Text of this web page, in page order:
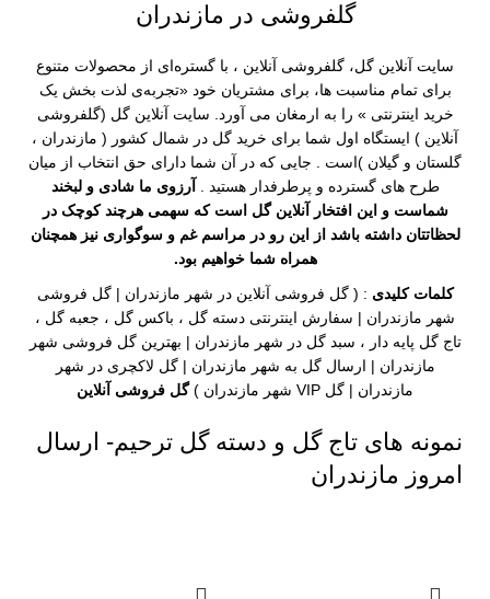
گلفروشی در مازندران
سایت آنلاین گل، گلفروشی آنلاین ، با گستره‌ای از محصولات متنوع
برای تمام مناسبت ها، برای مشتریان خود «تجربه‌ی لذت‌ بخش یک
خرید اینترنتی » را به ارمغان می آورد. سایت آنلاین گل (گلفروشی
آنلاین ) ایستگاه اول شما برای خرید گل در شمال کشور ( مازندران ،
گلستان و گیلان )است . جایی که در آن شما دارای حق انتخاب از میان
طرح های گسترده و پرطرفدار هستید .
آرزوی ما شادی و لبخند
شماست و این افتخار
آنلاین گل است که سهمی هرچند کوچک در
لحظاتتان داشته باشد از این رو در مراسم غم و سوگواری نیز همچنان
همراه شما خواهیم بود.
کلمات کلیدی : (گل فروشی آنلاین در شهر مازندران |گل فروشی
شهر مازندران | سفارش اینترنتی دسته گل ، باکس گل ، جعبه گل ،
تاج گل پایه دار ، سبد گل در شهر مازندران | بهترین گل فروشی شهر
مازندران | ارسال گل به شهر مازندران | گل لاکچری در شهر
مازندران | گل VIP شهر مازندران )
گل فروشی آنلاین
نمونه های تاج گل و دسته گل ترحیم- ارسال
امروز مازندران